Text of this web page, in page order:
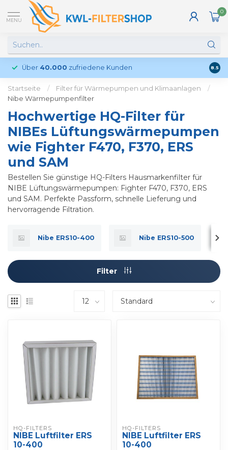
MENU
0
Über 40.000 zufriedene Kunden 8.5
Startseite / Filter für Wärmepumpen und Klimaanlagen
/
Nibe Wärmepumpenfilter
Hochwertige HQ-Filter für
NIBEs Lüftungswärmepumpen
wie Fighter F470, F370, ERS
und SAM
Bestellen Sie günstige HQ-Filters Hausmarkenfilter für
NIBE Lüftungswärmepumpen: Fighter F470, F370, ERS
und SAM. Perfekte Passform, schnelle Lieferung und
hervorragende Filtration.
Nibe ERS10-400 Nibe ERS10-500
Filter
HQ-FILTERS
NIBE Luftfilter ERS
10-400
HQ-FILTERS
NIBE Luftfilter ERS
10-400